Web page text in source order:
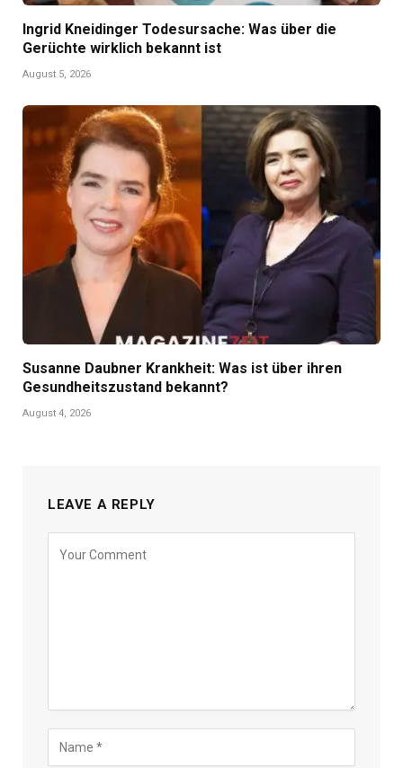
Ingrid Kneidinger Todesursache: Was über die
Gerüchte wirklich bekannt ist
August 5, 2026
Susanne Daubner Krankheit: Was ist über ihren
Gesundheitszustand bekannt?
August 4, 2026
LEAVE A REPLY